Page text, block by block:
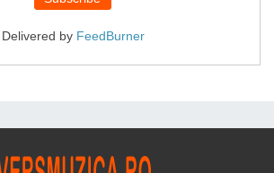
Delivered by FeedBurner